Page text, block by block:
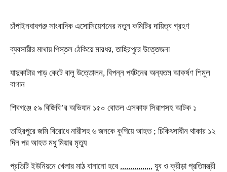
চাঁপাইনবাবগঞ্জ সাংবাদিক এসোসিয়েশনের নতুন কমিটির দায়িত্ব গ্রহণ
ব্যবসায়ীর মাথায় পিস্তল ঠেকিয়ে মারধর, তাহিরপুরে উত্তেজনা
যাদুকাটার পাড় কেটে বালু উত্তোলন, বিপন্ন পর্যটনের অন্যতম আকর্ষণ শিমুল
বাগান
শিবগঞ্জে ৫৯ বিজিবি’র অভিযান ১৫০ বোতল এসকাফ সিরাপসহ আটক ১
তাহিরপুরে জমি বিরোধে নারীসহ ৬ জনকে কুপিয়ে আহত ; চিকিৎসাধীন থাকার ১২
দিন পর আহত মধু মিয়ার মৃত্যু
প্রতিটি ইউনিয়নে খেলার মাঠ বানানো হবে ,,,,,,,,,,,,,,,, যুব ও ক্রীড়া প্রতিমন্ত্রী